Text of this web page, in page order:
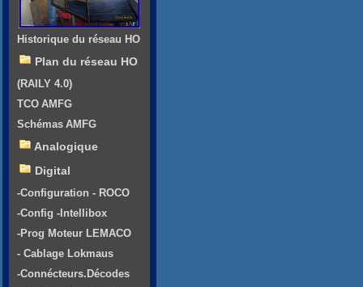
Historique du réseau HO
Plan du réseau HO
(RAILY 4.0)
TCO AMFG
Schémas AMFG
Analogique
Digital
-Configuration - ROCO
-Config -Intellibox
-Prog Moteur LEMACO
- Cablage Lokmaus
-Connécteurs.Décodes